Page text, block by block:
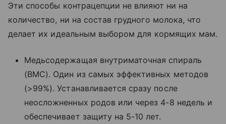
Эти способы контрацепции не влияют ни на
количество, ни на состав грудного молока, что
делает их идеальным выбором для кормящих мам.
Медьсодержащая внутриматочная спираль
(ВМС). Один из самых эффективных методов
(>99%). Устанавливается сразу после
неосложненных родов или через 4-8 недель и
обеспечивает защиту на 5-10 лет.